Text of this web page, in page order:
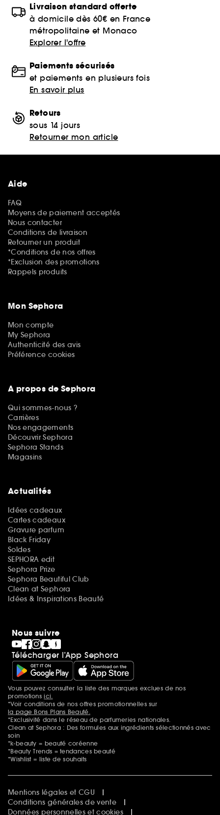
Livraison standard offerte
à domicile dès 60€ en France
métropolitaine et Monaco
Explorer l'offre
Paiements sécurisés
et paiements en plusieurs fois
En savoir plus
Retours
sous 14 jours
Retourner mon article
Aide
FAQ
Moyens de paiement acceptés
Nous contacter
Conditions de livraison
Retourner un produit
*Conditions de nos offres
*Exclusion des promotions
Rappels produits
Mon Sephora
Mon compte
My Sephora
Authenticité des avis
Préférence cookies
A propos de Sephora
Qui sommes-nous ?
Carrières
Nos engagements
Découvrir Sephora
Sephora Stands
Magasins
Actualités
Idées cadeaux
Cartes cadeaux
Gravure parfum
Black Friday
Soldes
SEPHORA edit
Sephora Prize
Sephora Beautiful Club
Clean at Sephora
Idées & Inspirations Beauté
Nous suivre
Télécharger l’App Sephora
Mentions additionnelles
Vous pouvez consulter la liste des marques exclues de nos
promotionsici.
*Voir conditions de nos offres promotionnelles sur
la page Bons Plans Beauté.
*Exclusivité dans le réseau de parfumeries nationales.
Clean at Sephora : Des formules aux ingrédients sélectionnés avec
soin
*k-beauty = beauté coréenne
*Beauty Trends = tendances beauté
*Wishlist = liste de souhaits
Mentions légales et CGU
Conditions générales de vente
Données personnelles et cookies